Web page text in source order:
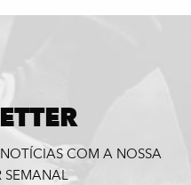
COM A NOSSA
SEMANAL